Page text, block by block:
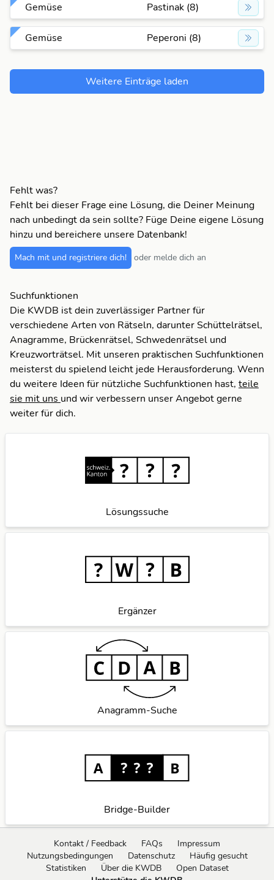
Gemüse Pastinak (8)
Gemüse Peperoni (8)
Weitere Einträge laden
Fehlt was?
Fehlt bei dieser Frage eine Lösung, die Deiner Meinung
nach unbedingt da sein sollte? Füge Deine eigene Lösung
hinzu und bereichere unsere Datenbank!
Mach mit und registriere dich! oder melde dich an
Suchfunktionen
Die KWDB ist dein zuverlässiger Partner für
verschiedene Arten von Rätseln, darunter Schüttelrätsel,
Anagramme, Brückenrätsel, Schwedenrätsel und
Kreuzworträtsel. Mit unseren praktischen Suchfunktionen
meisterst du spielend leicht jede Herausforderung. Wenn
du weitere Ideen für nützliche Suchfunktionen hast, teile
sie mit uns und wir verbessern unser Angebot gerne
weiter für dich.
Lösungssuche
Ergänzer
Anagramm-Suche
Bridge-Builder
Kontakt / Feedback FAQs
Impressum
Nutzungsbedingungen
Datenschutz
Häufig gesucht
Statistiken
Über die KWDB
Open Dataset